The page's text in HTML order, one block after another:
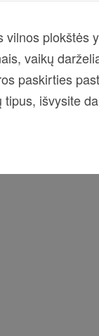
vaikų
paskirties
išvysite